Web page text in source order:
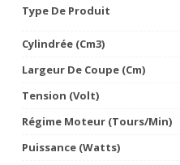
Type De Produit
Cylindrée (cm3)
Largeur De Coupe (cm)
Tension (volt)
Régime Moteur (tours/min)
Puissance (watts)